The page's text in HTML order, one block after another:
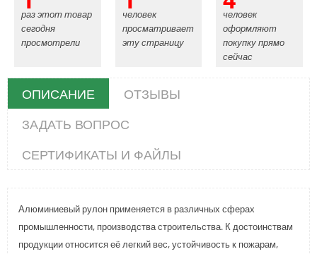
раз этот товар
сегодня
просмотрели
человек
просматривает
эту страницу
человек
оформляют
покупку прямо
сейчас
ОПИСАНИЕ
ОТЗЫВЫ
ЗАДАТЬ ВОПРОС
СЕРТИФИКАТЫ И ФАЙЛЫ
Алюминиевый рулон применяется в различных сферах
промышленности, производства строительства. К достоинствам
продукции относится её легкий вес, устойчивость к пожарам,